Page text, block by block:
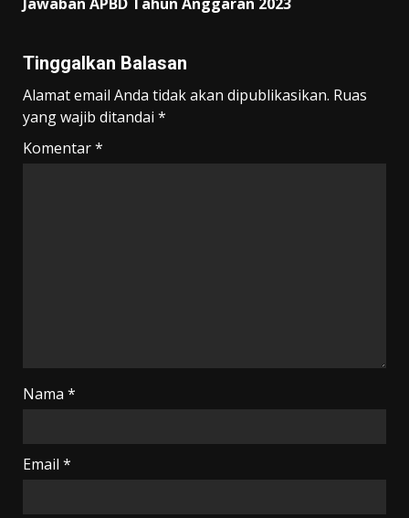
Tinggalkan Balasan
Alamat email Anda tidak akan dipublikasikan. Ruas
yang wajib ditandai *
Komentar*
Nama *
Email *